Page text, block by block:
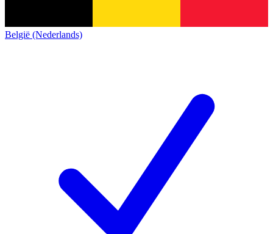
België (Nederlands)